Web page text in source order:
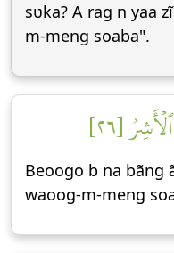
sʋka? A rag n yaa
m-meng soaba".
[٢٦]
Beoogo b na bãng
waoog-m-meng